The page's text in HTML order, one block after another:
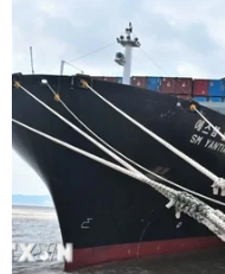
Cục diện ASEAN
quyết giành ngôi
có thể bị loại
07/08/2026 02:29
Lịch thi đấu ASEAN